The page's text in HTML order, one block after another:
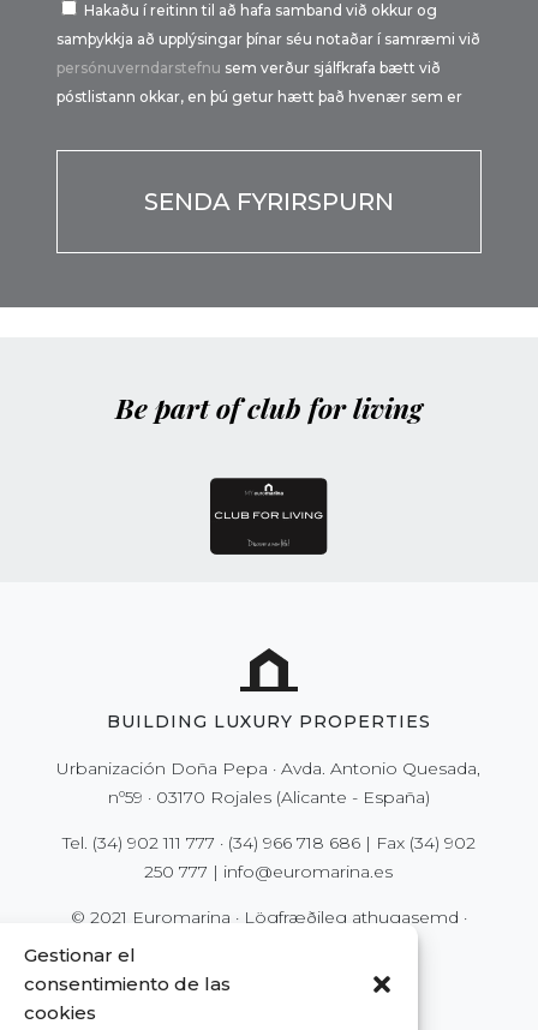
Gestionar el
consentimiento de las
cookies
Hakaðu í reitinn til að hafa samband við okkur og
samþykkja að upplýsingar þínar séu notaðar í samræmi við
persónuverndarstefnu sem verður sjálfkrafa bætt við
póstlistann okkar, en þú getur hætt það hvenær sem er
Be part of club for living
BUILDING LUXURY PROPERTIES
Urbanización Doña Pepa · Avda. Antonio Quesada,
nº59 · 03170 Rojales (Alicante - España)
Tel. (34) 902 111 777 · (34) 966 718 686| Fax (34) 902
250 777 | info@euromarina.es
© 2021 Euromarina · Lögfræðileg athugasemd ·
Persónuvernd